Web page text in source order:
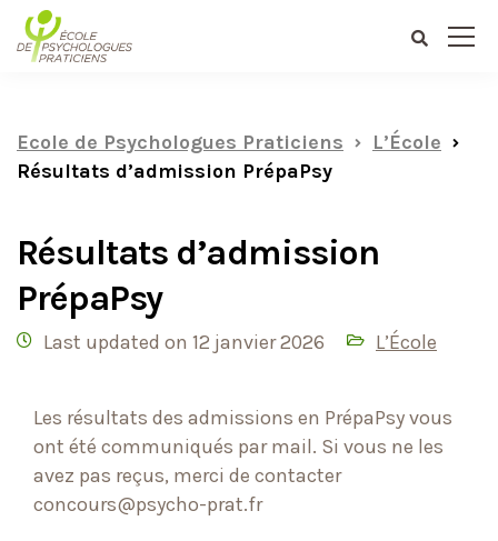
contenu
Ecole de Psychologues Praticiens
L’École
Résultats d’admission PrépaPsy
Résultats d’admission
PrépaPsy
Last updated on 12 janvier 2026 L’École
Les résultats des admissions en PrépaPsy vous
ont été communiqués par mail. Si vous ne les
avez pas reçus, merci de contacter
concours@psycho-prat.fr